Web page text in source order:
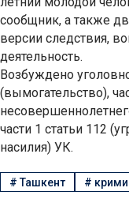
сообщник, а также
версии следствия,
деятельность.
Возбуждено
(вымогательство),
части 1 статьи 112
насилия) УК.
#Ташкент #